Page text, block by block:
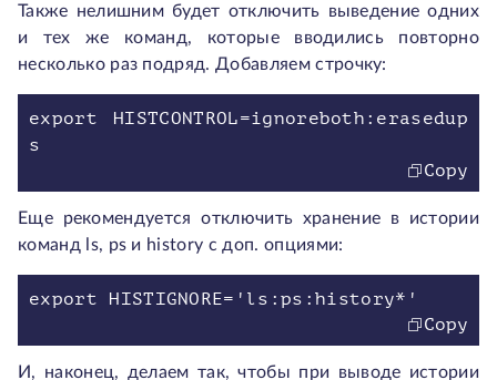
Также нелишним будет отключить выведение одних
и тех же команд, которые вводились повторно
несколько раз подряд. Добавляем строчку:
export HISTCONTROL=ignoreboth:erasedup
Copy
Еще рекомендуется отключить хранение в истории
команд ls, ps и history с доп. опциями:
Copy
И, наконец, делаем так, чтобы при выводе истории